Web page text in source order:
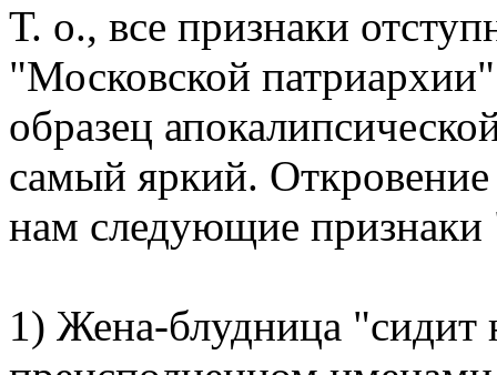
Т. о., все признаки
"Московской патриархии"
образец
самый яркий. Откровение
нам следующие
1) Жена-блудница "сидит